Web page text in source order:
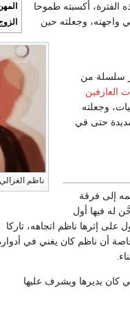
ناظم
أكسبته طموحا
واجهته، وجعلته حين
سلسلة من
العازفين
وجعلته
حتى في
إلى فرقة
له فيها أول
على إثرها ناظم اتجاهه، تاركا
أن ناظم كان يغني في
كان يديرها ويشرف عليها